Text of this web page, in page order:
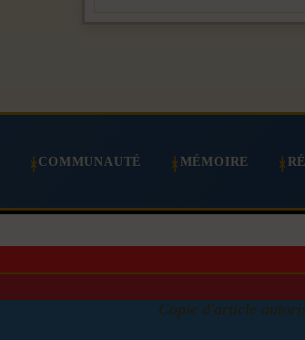
COMMUNAUTÉ MÉMOIRE
Copie d'article